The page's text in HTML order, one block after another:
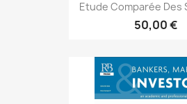
Etude Comparée Des
50,00 €